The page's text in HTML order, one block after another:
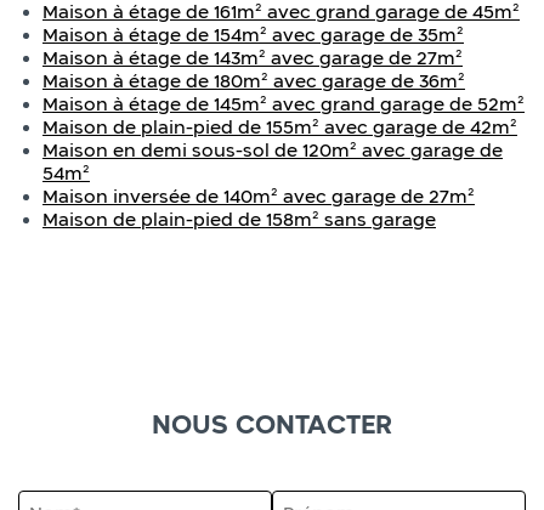
Maison à étage de 161m² avec grand garage de 45m²
Maison à étage de 154m² avec garage de 35m²
Maison à étage de 143m² avec garage de 27m²
Maison à étage de 180m² avec garage de 36m²
Maison à étage de 145m² avec grand garage de 52m²
Maison de plain-pied de 155m² avec garage de 42m²
Maison en demi sous-sol de 120m² avec garage de
54m²
Maison inversée de 140m² avec garage de 27m²
Maison de plain-pied de 158m² sans garage
NOUS CONTACTER